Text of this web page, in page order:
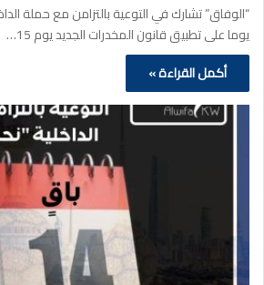
يوما على تطبيق قانون المخدرات الجديد يوم 15…
أكمل القراءة »